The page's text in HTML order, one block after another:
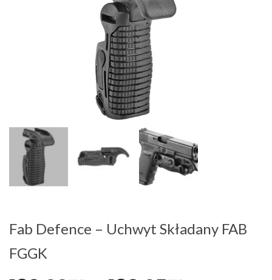
Fab Defence – Uchwyt Składany FAB
FGGK